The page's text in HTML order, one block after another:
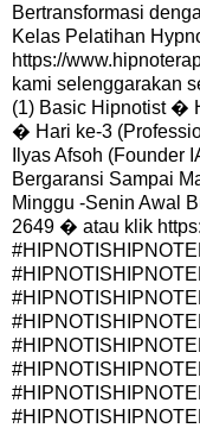
Bertransformasi
Kelas Pelatihan
https://
kami selenggarakan
(1) Basic Hipnotist �
� Hari ke-3
Ilyas Afsoh (Founder
Bergaransi Sampai
Minggu -Senin Awal
2649 � atau klik